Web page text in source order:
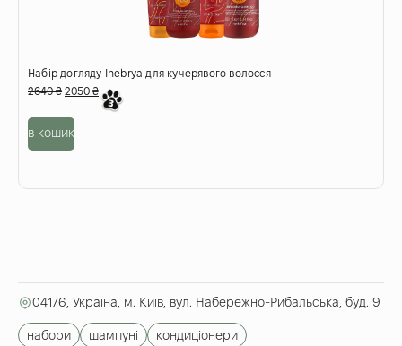
Набір догляду Inebrya для кучерявого волосся
2640₴ 2050 ₴
в кошик
04176, Україна, м. Київ, вул. Набережно-Рибальська, буд. 9
набори шампуні
кондиціонери